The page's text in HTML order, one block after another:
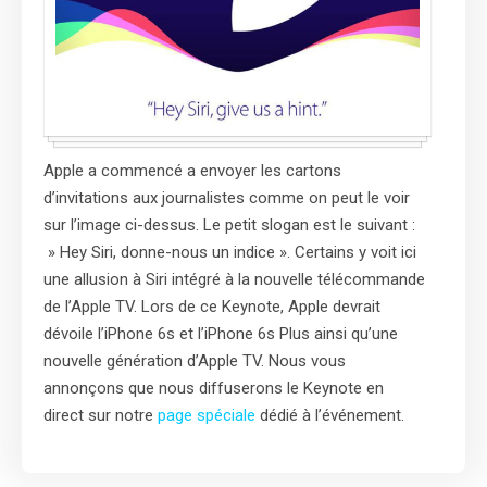
Apple a commencé a envoyer les cartons
d’invitations aux journalistes comme on peut le voir
sur l’image ci-dessus. Le petit slogan est le suivant :
» Hey Siri, donne-nous un indice ». Certains y voit ici
une allusion à Siri intégré à la nouvelle télécommande
de l’Apple TV. Lors de ce Keynote, Apple devrait
dévoile l’iPhone 6s et l’iPhone 6s Plus ainsi qu’une
nouvelle génération d’Apple TV. Nous vous
annonçons que nous diffuserons le Keynote en
direct sur notre page spéciale dédié à l’événement.